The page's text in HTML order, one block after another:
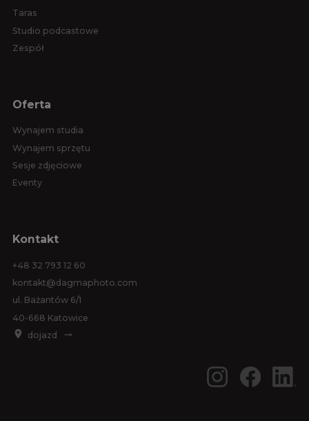
Taras
Studio podcastowe
Zespół
Oferta
Wynajem studia
Wynajem sprzętu
Sesje zdjęciowe
Eventy
Kontakt
+48 32 793 12 60
kontakt@dagmaphoto.com
ul. Bażantów 6/1
40-668 Katowice
dojazd